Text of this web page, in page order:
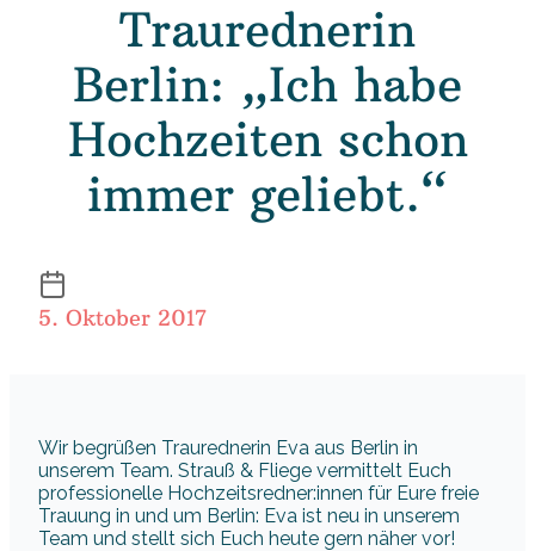
Traurednerin
Berlin: „Ich habe
Hochzeiten schon
immer geliebt.“
5. Oktober 2017
Wir begrüßen Traurednerin Eva aus Berlin in
unserem Team. Strauß & Fliege vermittelt Euch
professionelle Hochzeitsredner:innen für Eure freie
Trauung in und um Berlin: Eva ist neu in unserem
Team und stellt sich Euch heute gern näher vor!